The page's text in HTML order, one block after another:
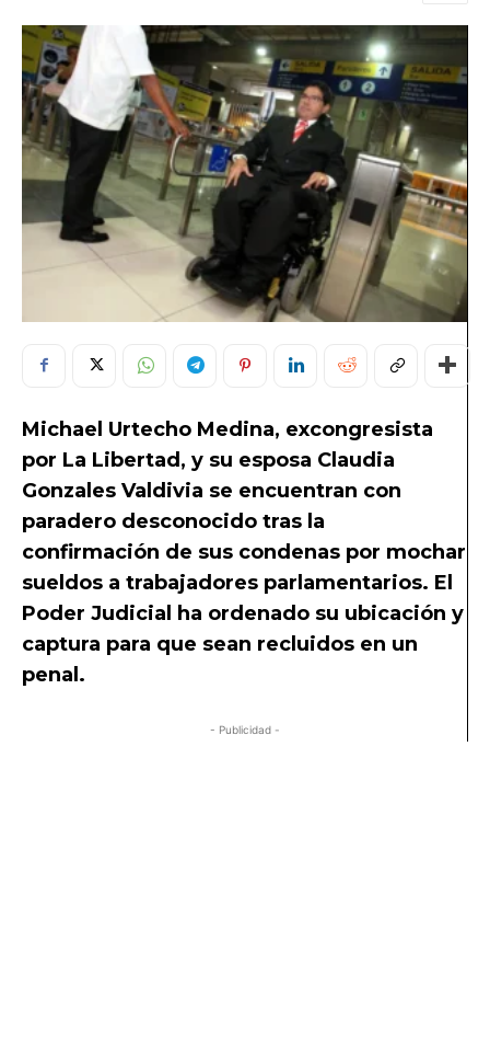
Michael Urtecho Medina, excongresista
por La Libertad, y su esposa Claudia
Gonzales Valdivia se encuentran con
paradero desconocido tras la
confirmación de sus condenas por mochar
sueldos a trabajadores parlamentarios. El
Poder Judicial ha ordenado su ubicación y
captura para que sean recluidos en un
penal.
- Publicidad -